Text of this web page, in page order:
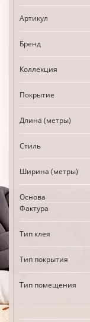
Артикул
Бренд
Коллекция
Покрытие
Длина (метры)
Стиль
Ширина (метры)
Основа
Фактура
Тип клея
Тип покрытия
Тип помещения